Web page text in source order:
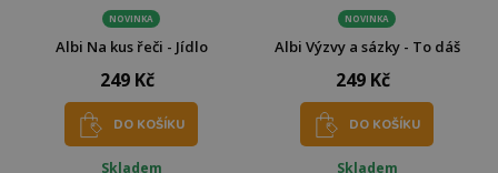
NOVINKA
Albi Na kus řeči - Jídlo
249 Kč
DO KOŠÍKU
Skladem
NOVINKA
Albi Výzvy a sázky - To dáš
249 Kč
DO KOŠÍKU
Skladem